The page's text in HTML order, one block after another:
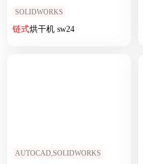
SOLIDWORKS
链式烘干机 sw24
AUTOCAD,SOLIDWORKS